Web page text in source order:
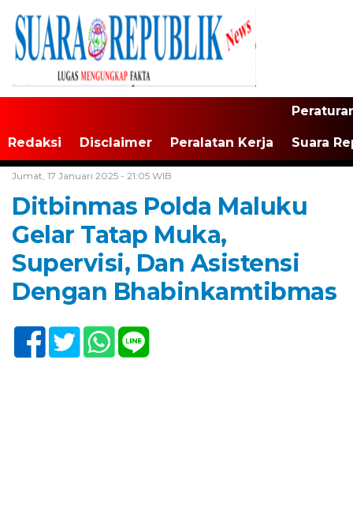
Redaksi Disclaimer Peralatan Kerja Suara
Jumat, 17 Januari 2025 - 21:05 WIB
Ditbinmas Polda Maluku
Gelar Tatap Muka,
Supervisi, Dan Asistensi
Dengan Bhabinkamtibmas